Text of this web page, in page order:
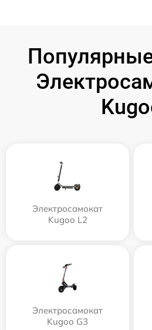
Электросамокат
Kugoo L2
Электросамокат
Kugoo G3